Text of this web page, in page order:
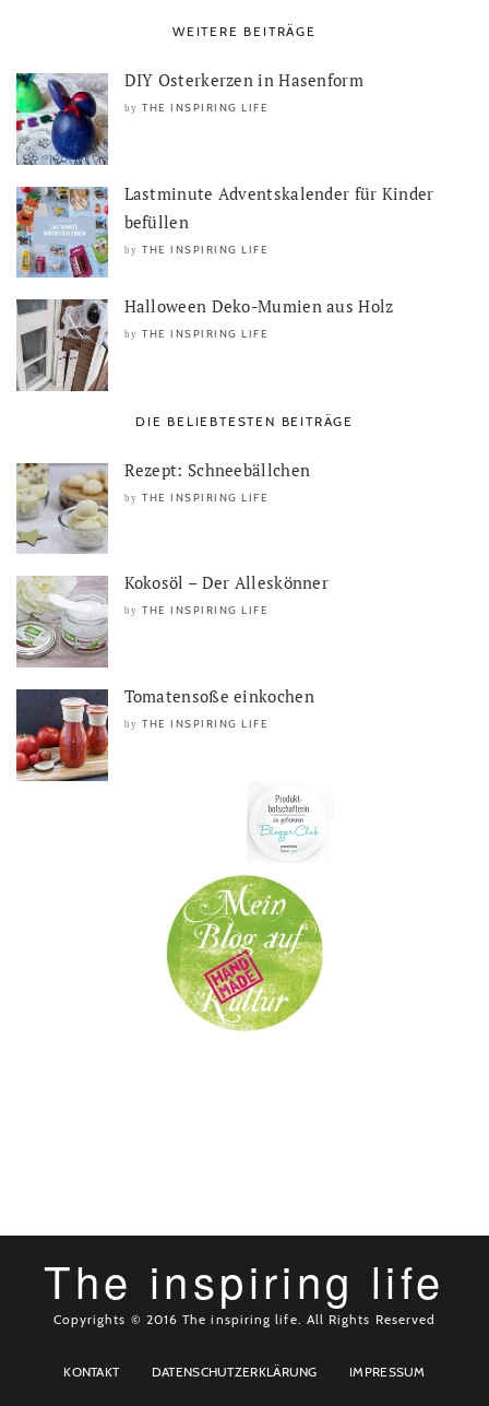
WEITERE BEITRÄGE
DIY Osterkerzen in Hasenform
by THE INSPIRING LIFE
Lastminute Adventskalender für Kinder
befüllen
by THE INSPIRING LIFE
Halloween Deko-Mumien aus Holz
by THE INSPIRING LIFE
DIE BELIEBTESTEN BEITRÄGE
Rezept: Schneebällchen
by THE INSPIRING LIFE
Kokosöl – Der Alleskönner
by THE INSPIRING LIFE
Tomatensoße einkochen
by THE INSPIRING LIFE
The inspiring life
Copyrights © 2016 The inspiring life. All Rights Reserved
KONTAKT DATENSCHUTZERKLÄRUNG IMPRESSUM